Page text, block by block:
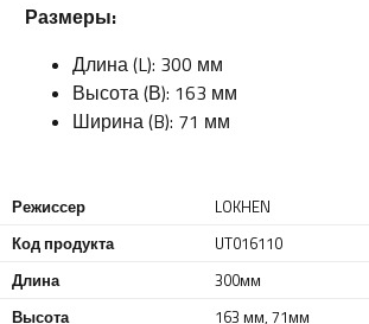
Размеры:
Длина (L): 300 мм
Высота (В): 163 мм
Ширина (B): 71 мм
Режиссер
LOKHEN
Код продукта
UT016110
Длина
300мм
Высота
163 мм,71мм